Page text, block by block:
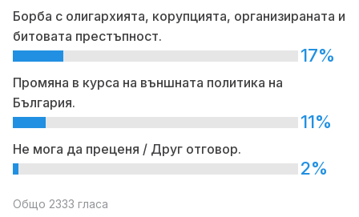
Борба с олигархията, корупцията, организираната и
битовата престъпност.
17%
Промяна в курса на външната политика на
България.
11%
Не мога да преценя / Друг отговор.
2%
Общо 2333 гласа